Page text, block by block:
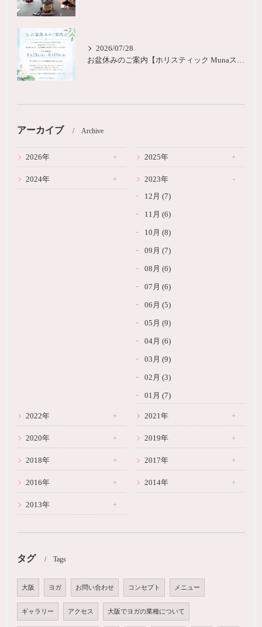
2026/07/28
アーカイブ Archive
2026年 2025年
2024年 2023年
12月 (7)
11月 (6)
10月 (8)
09月 (7)
08月 (6)
07月 (6)
06月 (5)
05月 (9)
04月 (6)
03月 (9)
02月 (3)
01月 (7)
2022年 2021年
2020年 2019年
2018年 2017年
2016年 2014年
2013年
タグ Tags
大阪 ヨガ お問い合わせ コンセプト メニュー
ギャラリー アクセス 大阪でヨガの業種について